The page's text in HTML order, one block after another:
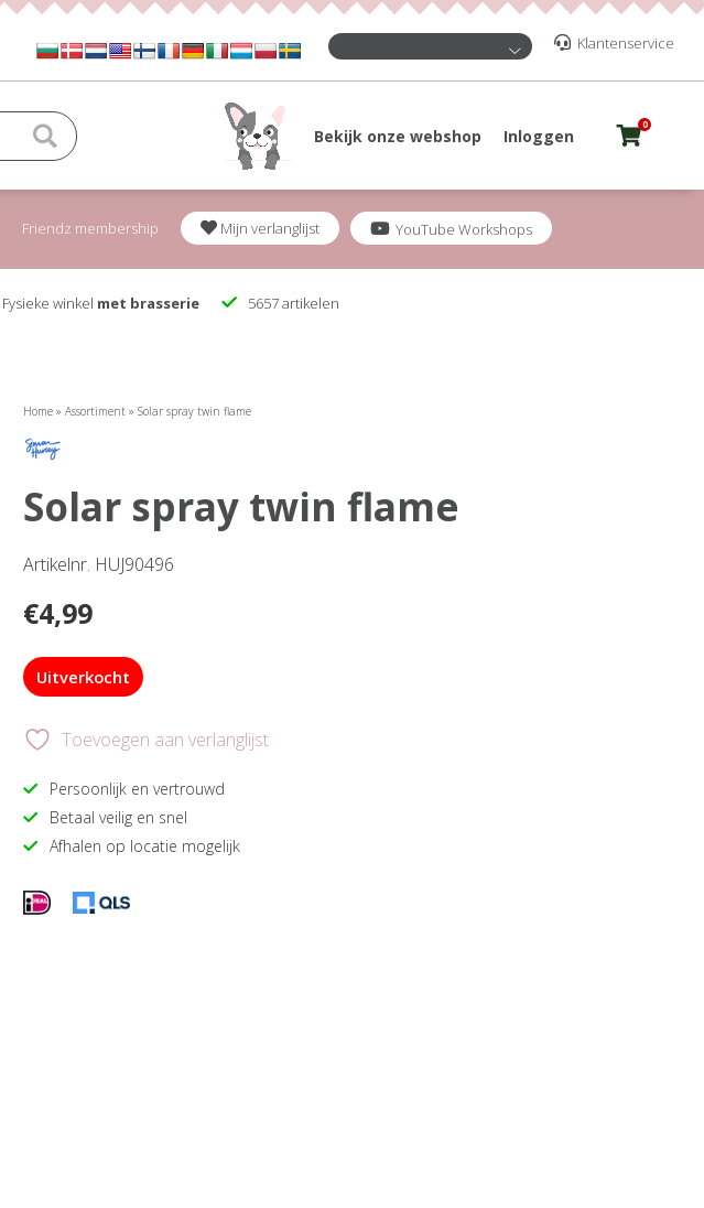
Klantenservice
Bekijk onze webshop Inloggen
0
Friendz membership Mijn verlanglijst YouTube Workshops
Fysieke winkel met brasserie 5657 artikelen
Home »Assortiment »Solar spray twin flame
solar spray twin flame
Artikelnr. HUJ90496
€4,99
Uitverkocht
Toevoegen aan verlanglijst
Persoonlijk en vertrouwd
Betaal veilig en snel
Afhalen op locatie mogelijk